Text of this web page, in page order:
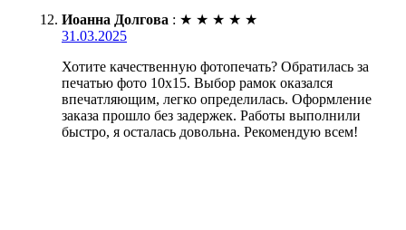
Иоанна Долгова : ★ ★ ★ ★ ★
31.03.2025
Хотите качественную фотопечать? Обратилась за
печатью фото 10х15. Выбор рамок оказался
впечатляющим, легко определилась. Оформление
заказа прошло без задержек. Работы выполнили
быстро, я осталась довольна. Рекомендую всем!